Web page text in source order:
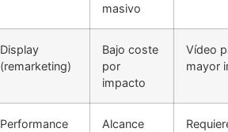
masivo
Display
(remarketing)
Bajo coste
por
impacto
Vídeo
mayor
Performance
Alcance